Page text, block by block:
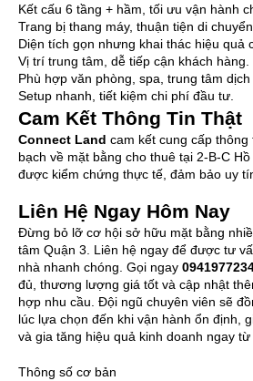
Kết cấu 6 tầng + hầm, tối ưu vận hành
Trang bị thang máy, thuận tiện di
Diện tích gọn nhưng khai thác hiệu quả
Vị trí trung tâm, dễ tiếp cận khách hàng.
Phù hợp văn phòng, spa, trung tâm dịch
Setup nhanh, tiết kiệm chi phí đầu tư.
Cam Kết Thông Tin Thật
Connect Land cam kết cung cấp thông
bạch về mặt bằng cho thuê tại 2-B-C
được kiểm chứng thực tế, đảm bảo uy
Liên Hệ Ngay Hôm Nay
Đừng bỏ lỡ cơ hội sở hữu mặt bằng
tâm Quận 3. Liên hệ ngay để được tư
nhà nhanh chóng. Gọi ngay
đủ, thương lượng giá tốt và cập nhật
hợp nhu cầu. Đội ngũ chuyên viên sẽ
lúc lựa chọn đến khi vận hành ổn định,
và gia tăng hiệu quả kinh doanh ngay
Thông số cơ bản